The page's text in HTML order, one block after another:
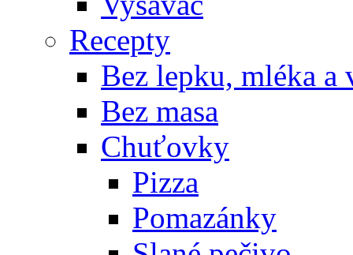
Recepty
Bez lepku, mléka a
Bez masa
Chuťovky
Pizza
Pomazánky